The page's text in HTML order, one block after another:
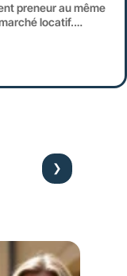
preneur au même
locatif.…